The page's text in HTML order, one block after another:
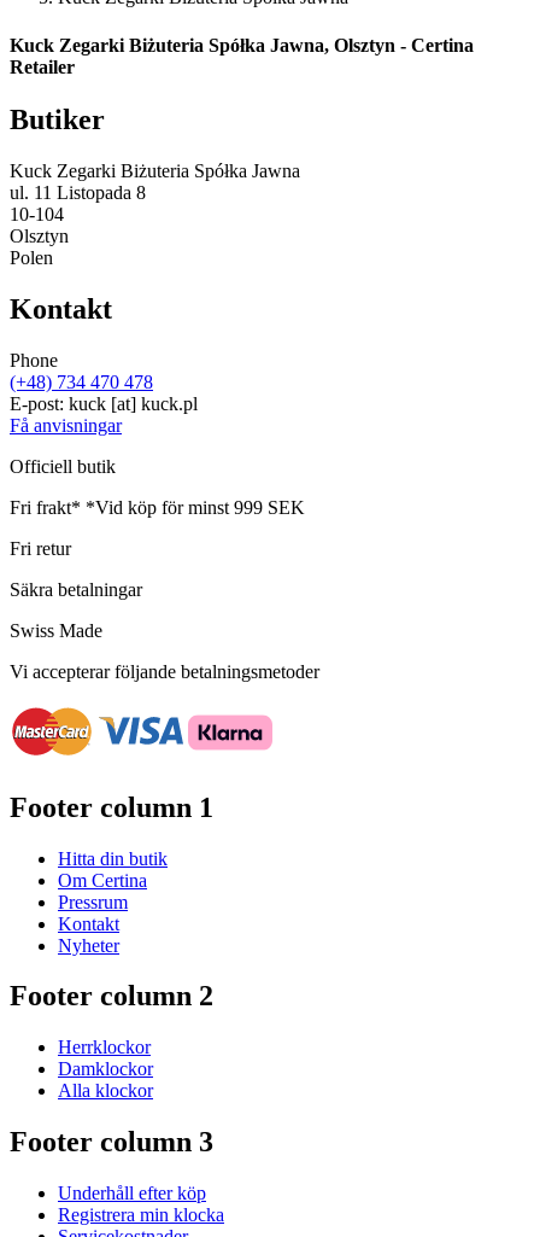
Kuck Zegarki Biżuteria Spółka Jawna, Olsztyn - Certina
Retailer
Butiker
Kuck Zegarki Biżuteria Spółka Jawna
ul. 11 Listopada 8
10-104
Olsztyn
Polen
Kontakt
Phone
(+48) 734 470 478
E-post: kuck [at] kuck.pl
Få anvisningar
Officiell butik
Fri frakt* *Vid köp för minst 999 SEK
Fri retur
Säkra betalningar
Swiss Made
Vi accepterar följande betalningsmetoder
Footer column 1
Hitta din butik
Om Certina
Pressrum
Kontakt
Nyheter
Footer column 2
Herrklockor
Damklockor
Alla klockor
Footer column 3
Underhåll efter köp
Registrera min klocka